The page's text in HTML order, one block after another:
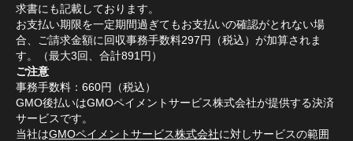
求書にも記載しております。
お支払い期限を一定期間過ぎてもお支払いの確認がとれない場
合、ご請求金額に回収事務手数料297円（税込）が加算されま
す。（最大3回、合計891円）
ご注意
事務手数料：660円（税込）
GMO後払いはGMOペイメントサービス株式会社が提供する決済
サービスです。
当社はGMOペイメントサービス株式会社に対しサービスの範囲